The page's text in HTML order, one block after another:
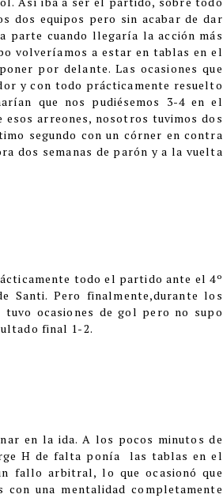
dos equipos pero sin acabar de dar
parte cuando llegaría la acción más
volveríamos a estar en tablas en el
por delante. Las ocasiones que
y con todo prácticamente resuelto
que nos pudiésemos 3-4 en el
arreones, nosotros tuvimos dos
segundo con un córner en contra
dos semanas de parón y a la vuelta
todo el partido ante el 4º
Santi. Pero finalmente,durante los
ocasiones de gol pero no supo
final 1-2.
en la ida. A los pocos minutos de
H de falta ponía las tablas en el
fallo arbitral, lo que ocasionó que
una mentalidad completamente